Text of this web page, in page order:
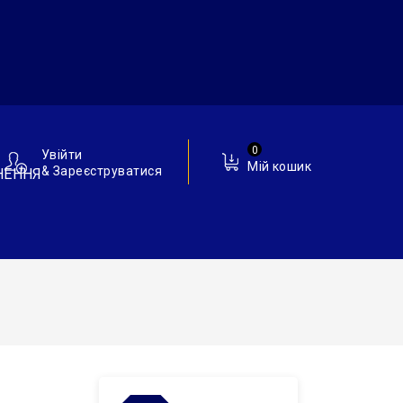
Мій кошик
0
Увійти
& Зареєструватися